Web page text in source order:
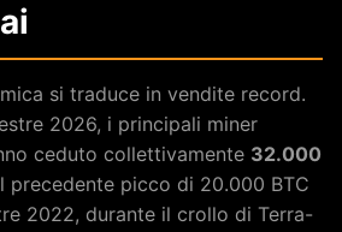
si traduce in vendite record.
2026, i principali miner
ceduto collettivamente 32.000
picco di 20.000 BTC
2022, durante il crollo di Terra-